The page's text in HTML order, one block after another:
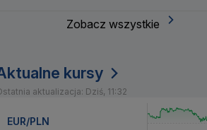
Zobacz wszystkie
kursy
aktualizacja: Dziś, 11:32
EUR/PLN